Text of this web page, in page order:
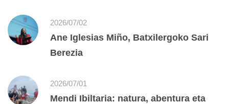
2026/07/02
Ane Iglesias Miño, Batxilergoko Sari
Berezia
2026/07/01
Mendi Ibiltaria: natura, abentura eta